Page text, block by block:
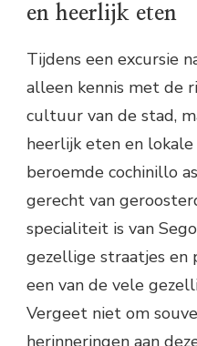
en heerlijk eten
Tijdens een excursie
alleen kennis met de
cultuur van de stad,
heerlijk eten en
beroemde cochinillo
gerecht van
specialiteit is van
gezellige straatjes en
een van de vele
Vergeet niet om
herinneringen aan